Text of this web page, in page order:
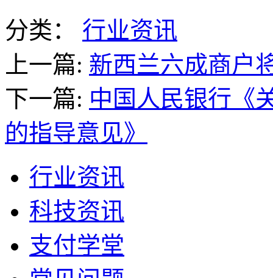
分类： 行业资讯
上一篇: 新西兰六成商户
下一篇: 中国人民银行《
的指导意见》
行业资讯
科技资讯
支付学堂